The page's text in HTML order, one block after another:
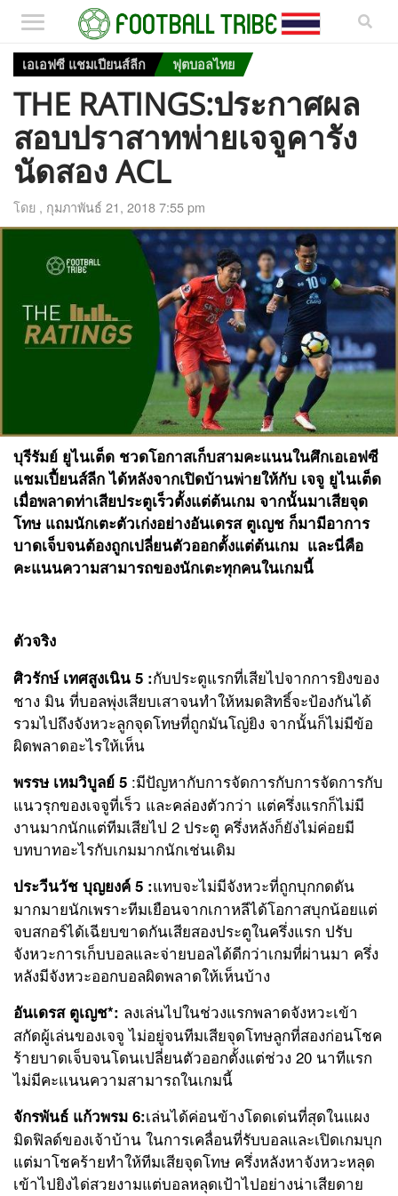
เอเอฟซี แชมเปียนส์ลีก ฟุตบอลไทย
THE RATINGS:ประกาศผล
สอบปราสาทพ่ายเจจูคารัง
นัดสอง ACL
โดย , กุมภาพันธ์ 21, 2018 7:55 pm
บุรีรัมย์ ยูไนเต็ด ชวดโอกาสเก็บสามคะแนนในศึกเอเอฟซี
แชมเปี้ยนส์ลีก ได้หลังจากเปิดบ้านพ่ายให้กับ เจจู ยูไนเต็ด
เมื่อพลาดท่าเสียประตูเร็วตั้งแต่ต้นเกม จากนั้นมาเสียจุด
โทษ แถมนักเตะตัวเก่งอย่างอันเดรส ตูเญช ก็มามีอาการ
บาดเจ็บจนต้องถูกเปลี่ยนตัวออกตั้งแต่ต้นเกม และนี่คือ
คะแนนความสามารถของนักเตะทุกคนในเกมนี้
ตัวจริง
ศิวรักษ์ เทศสูงเนิน 5 :กับประตูแรกที่เสียไปจากการยิงของ
ชาง มิน ที่บอลพุ่งเสียบเสาจนทำให้หมดสิทธิ์จะป้องกันได้
รวมไปถึงจังหวะลูกจุดโทษที่ถูกมันโญ่ยิง จากนั้นก็ไม่มีข้อ
ผิดพลาดอะไรให้เห็น
พรรษ เหมวิบูลย์ 5 :มีปัญหากับการจัดการกับการจัดการกับ
แนวรุกของเจจูที่เร็ว และคล่องตัวกว่า แต่ครึ่งแรกก็ไม่มี
งานมากนักแต่ทีมเสียไป 2 ประตู ครึ่งหลังก็ยังไม่ค่อยมี
บทบาทอะไรกับเกมมากนักเช่นเดิม
ประวีนวัช บุญยงค์ 5 :แทบจะไม่มีจังหวะที่ถูกบุกกดดัน
มากมายนักเพราะทีมเยือนจากเกาหลีได้โอกาสบุกน้อยแต่
จบสกอร์ได้เฉียบขาดกันเสียสองประตูในครึ่งแรก ปรับ
จังหวะการเก็บบอลและจ่ายบอลได้ดีกว่าเกมที่ผ่านมา ครึ่ง
หลังมีจังหวะออกบอลผิดพลาดให้เห็นบ้าง
อันเดรส ตูเญช*: ลงเล่นไปในช่วงแรกพลาดจังหวะเข้า
สกัดผู้เล่นของเจจู ไม่อยู่จนทีมเสียจุดโทษลูกที่สองก่อนโชค
ร้ายบาดเจ็บจนโดนเปลี่ยนตัวออกตั้งแต่ช่วง 20 นาทีแรก
ไม่มีคะแนนความสามารถในเกมนี้
จักรพันธ์ แก้วพรม 6:เล่นได้ค่อนข้างโดดเด่นที่สุดในแผง
มิดฟิลด์ของเจ้าบ้าน ในการเคลื่อนที่รับบอลและเปิดเกมบุก
แต่มาโชคร้ายทำให้ทีมเสียจุดโทษ ครึ่งหลังหาจังหวะหลุด
เข้าไปยิงได่สวยงามแต่บอลหลุดเป้าไปอย่างน่าเสียดาย